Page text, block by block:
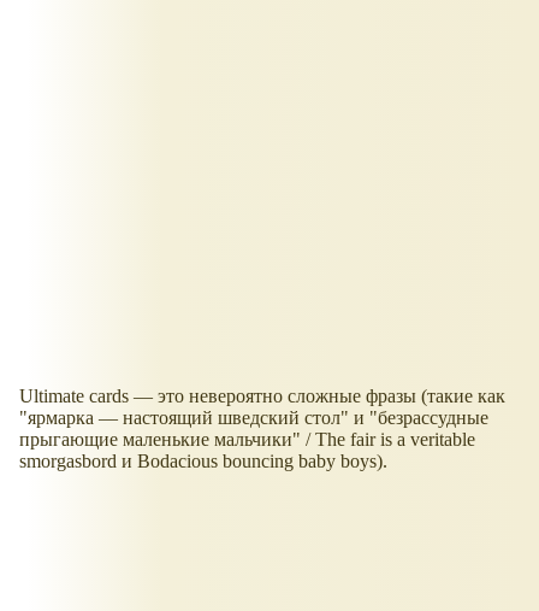
Ultimate cards — это невероятно сложные фразы (такие как
"ярмарка — настоящий шведский стол" и "безрассудные
прыгающие маленькие мальчики" / The fair is a veritable
smorgasbord и Bodacious bouncing baby boys).